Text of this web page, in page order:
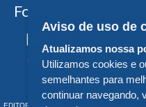
Formas de
EDITORA DA UNIVERSIDADE FEDERAL
Aviso de uso de
Atualizamos nossa
Utilizamos cookies e
semelhantes para
continuar navegando,